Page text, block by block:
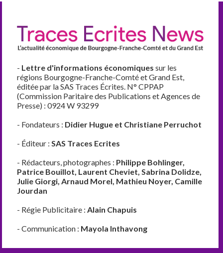
- Lettre d'informations économiques sur les
régions Bourgogne-Franche-Comté et Grand Est,
éditée par la SAS Traces Écrites. N° CPPAP
(Commission Paritaire des Publications et Agences de
Presse) : 0924 W 93299
- Fondateurs : Didier Hugue et Christiane Perruchot
- Éditeur : SAS Traces Ecrites
- Rédacteurs, photographes : Philippe Bohlinger,
Patrice Bouillot, Laurent Cheviet, Sabrina Dolidze,
Julie Giorgi, Arnaud Morel, Mathieu Noyer, Camille
Jourdan
- Régie Publicitaire : Alain Chapuis
- Communication : Mayola Inthavong